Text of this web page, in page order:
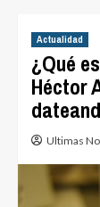
Actualidad
¿Qué
Héctor
Ultimas